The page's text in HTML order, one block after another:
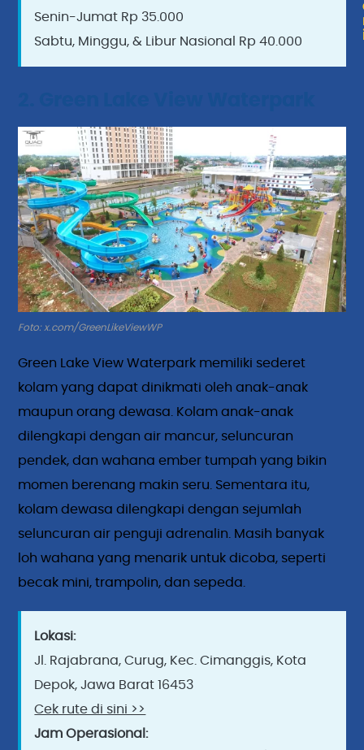
Senin-Jumat Rp 35.000
Sabtu, Minggu, & Libur Nasional Rp 40.000
Foto: x.com/GreenLikeViewWP
Green Lake View Waterpark memiliki sederet
kolam yang dapat dinikmati oleh anak-anak
maupun orang dewasa. Kolam anak-anak
dilengkapi dengan air mancur, seluncuran
pendek, dan wahana ember tumpah yang bikin
momen berenang makin seru. Sementara itu,
kolam dewasa dilengkapi dengan sejumlah
seluncuran air penguji adrenalin. Masih banyak
loh wahana yang menarik untuk dicoba, seperti
becak mini, trampolin, dan sepeda.
Lokasi:
Jl. Rajabrana, Curug, Kec. Cimanggis, Kota
Depok, Jawa Barat 16453
Cek rute di sini >>
Jam Operasional: